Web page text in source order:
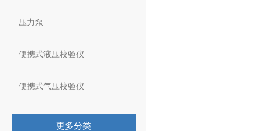
压力泵
便携式液压校验仪
便携式气压校验仪
更多分类